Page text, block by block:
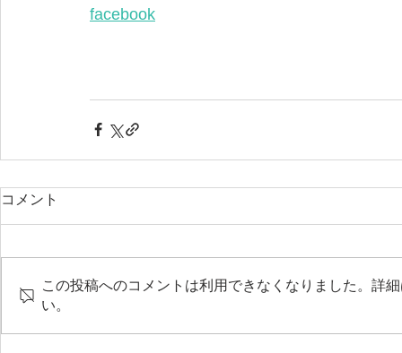
facebook
コメント
この投稿へのコメントは利用できなくなりました。詳
い。